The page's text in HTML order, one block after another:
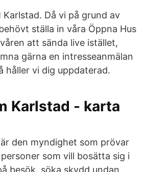
Karlstad. Då vi på grund av
ställa in våra Öppna Hus
att sända live istället,
gärna en intresseanmälan
håller vi dig uppdaterad.
Karlstad - karta
den myndighet som prövar
som vill bosätta sig i
besök, söka skydd undan